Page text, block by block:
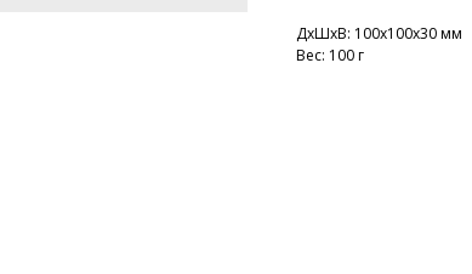
ДxШxВ: 100x100x30 мм
Вес: 100 г